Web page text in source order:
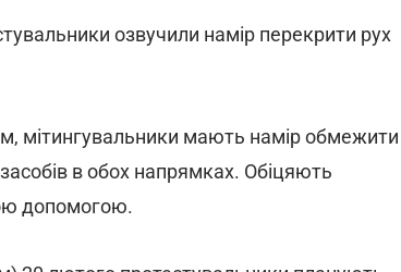
озвучили намір перекрити рух
мітингувальники мають намір обмежити
в обох напрямках. Обіцяють
допомогою.